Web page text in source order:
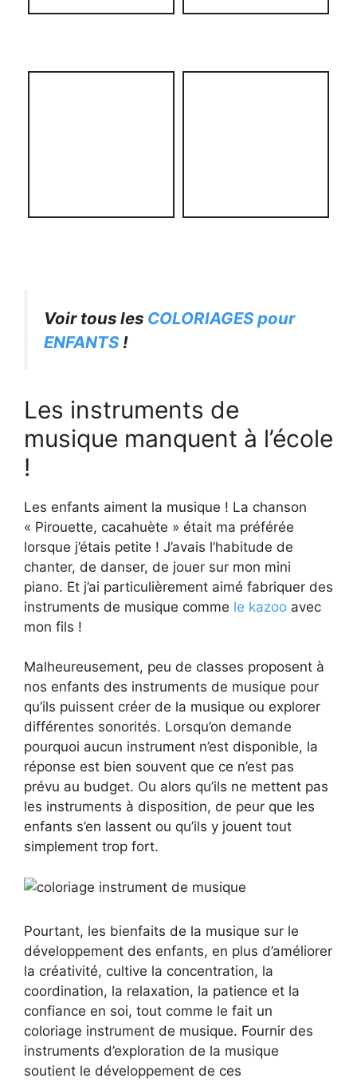
Voir tous les COLORIAGES pour
ENFANTS !
Les instruments de
musique manquent à l’école
!
Les enfants aiment la musique ! La chanson
« Pirouette, cacahuète » était ma préférée
lorsque j’étais petite ! J’avais l’habitude de
chanter, de danser, de jouer sur mon mini
piano. Et j’ai particulièrement aimé fabriquer des
instruments de musique comme le kazoo avec
mon fils !
Malheureusement, peu de classes proposent à
nos enfants des instruments de musique pour
qu’ils puissent créer de la musique ou explorer
différentes sonorités. Lorsqu’on demande
pourquoi aucun instrument n’est disponible, la
réponse est bien souvent que ce n’est pas
prévu au budget. Ou alors qu’ils ne mettent pas
les instruments à disposition, de peur que les
enfants s’en lassent ou qu’ils y jouent tout
simplement trop fort.
Pourtant, les bienfaits de la musique sur le
développement des enfants, en plus d’améliorer
la créativité, cultive la concentration, la
coordination, la relaxation, la patience et la
confiance en soi, tout comme le fait un
coloriage instrument de musique. Fournir des
instruments d’exploration de la musique
soutient le développement de ces